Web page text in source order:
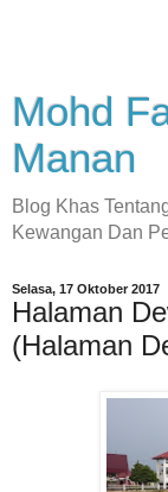
Mohd
Manan
Blog Khas
Kewangan Dan
Selasa, 17 Oktober 2017
Halaman
(Halaman